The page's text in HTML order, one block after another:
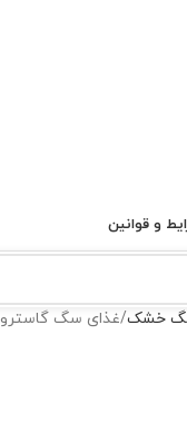
و قوانین
خشک غذای سگ گاسترو Gastro Intestinal رویال کنین وزن 7.5 کیلوگرم